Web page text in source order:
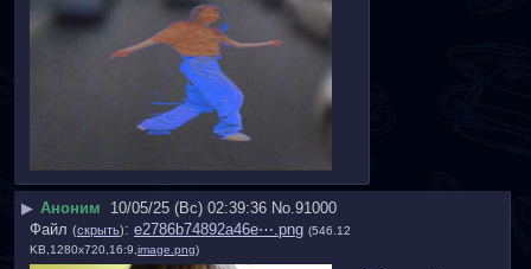
▶ Аноним 10/05/25 (Вс) 02:39:36 No.91000
Файл (скрыть): e2786b74892a46e⋯.png (546.12
KB,1280x720,16:9, image.png)